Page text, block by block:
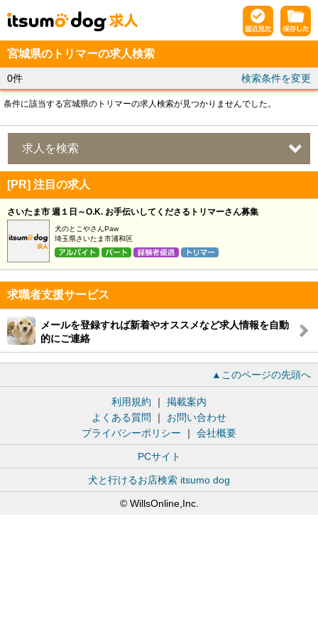
宮城県のトリマーの求人検索
0件 検索条件を変更
条件に該当する宮城県のトリマーの求人検索が見つかりませんでした。
求人を検索
[PR] 注目の求人
さいたま市 週１日～O.K. お手伝いしてくださるトリマーさん募集
犬のとこやさんPaw
埼玉県さいたま市浦和区
求職者支援サービス
メールを登録すれば新着やオススメなど求人情報を自動
的にご連絡
▲このページの先頭へ
利用規約 ｜ 掲載案内
よくある質問
｜ お問い合わせ
プライバシーポリシー ｜ 会社概要
PCサイト
犬と行けるお店検索 itsumo dog
© WillsOnline,Inc.